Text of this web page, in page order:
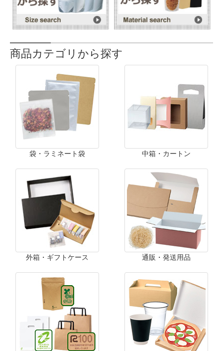
商品カテゴリから探す
袋・ラミネート袋 中箱・カートン
外箱・ギフトケース 通販・発送用品